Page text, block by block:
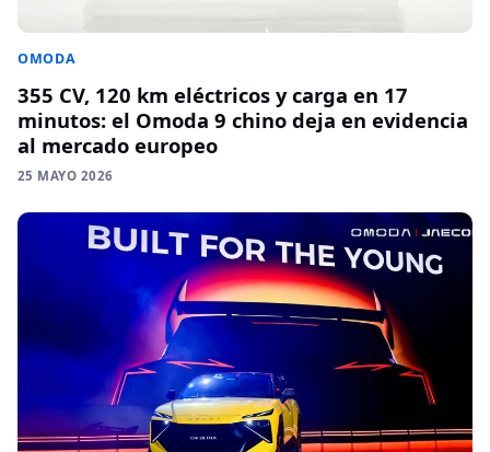
OMODA
355 CV, 120 km eléctricos y carga en 17
minutos: el Omoda 9 chino deja en evidencia
al mercado europeo
25 MAYO 2026